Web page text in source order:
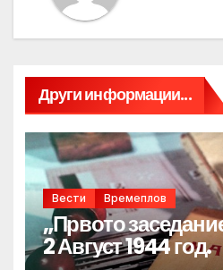
Други информации...
Вести Времеплов
„Првото
2 Август 1944 год.